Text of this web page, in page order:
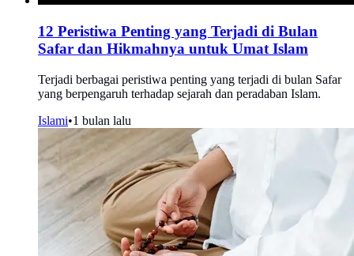
12 Peristiwa Penting yang Terjadi di Bulan
Safar dan Hikmahnya untuk Umat Islam
Terjadi berbagai peristiwa penting yang terjadi di bulan Safar
yang berpengaruh terhadap sejarah dan peradaban Islam.
Islami•1 bulan lalu